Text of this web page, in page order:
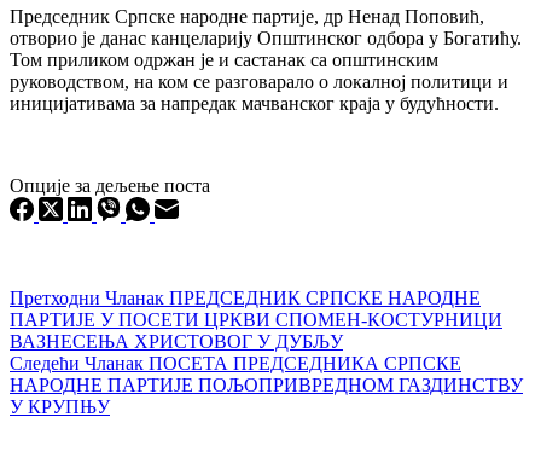
Председник Српске народне партије, др Ненад Поповић,
отворио је данас канцеларију Општинског одбора у Богатићу.
Том приликом одржан је и састанак са општинским
руководством, на ком се разговарало о локалној политици и
иницијативама за напредак мачванског краја у будућности.
Опције за дељење поста
Претходни Чланак ПРЕДСЕДНИК СРПСКЕ НАРОДНЕ
ПАРТИЈЕ У ПОСЕТИ ЦРКВИ СПОМЕН-КОСТУРНИЦИ
ВАЗНЕСЕЊА ХРИСТОВОГ У ДУБЉУ
Следећи Чланак ПОСЕТА ПРЕДСЕДНИКА СРПСКЕ
НАРОДНЕ ПАРТИЈЕ ПОЉОПРИВРЕДНОМ ГАЗДИНСТВУ
У КРУПЊУ